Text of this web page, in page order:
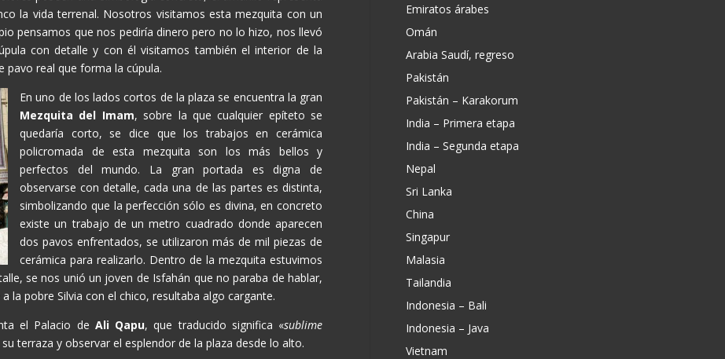
la vida terrenal. Nosotros visitamos esta mezquita con un
pensamos que nos pediría dinero pero no lo hizo, nos llevó
con detalle y con él visitamos también el interior de la
pavo real que forma la cúpula.
En uno de los lados cortos de la plaza se encuentra la gran
Mezquita del Imam, sobre la que cualquier epíteto se
quedaría corto, se dice que los trabajos en cerámica
policromada de esta mezquita son los más bellos y
perfectos del mundo. La gran portada es digna de
observarse con detalle, cada una de las partes es distinta,
simbolizando que la perfección sólo es divina, en concreto
existe un trabajo de un metro cuadrado donde aparecen
dos pavos enfrentados, se utilizaron más de mil piezas de
cerámica para realizarlo. Dentro de la mezquita estuvimos
se nos unió un joven de Isfahán que no paraba de hablar,
la pobre Silvia con el chico, resultaba algo cargante.
el Palacio de Ali Qapu, que traducido significa «sublime
terraza y observar el esplendor de la plaza desde lo alto.
Emiratos árabes
Omán
Arabia Saudí, regreso
Pakistán
Pakistán – Karakorum
India – Primera etapa
India – Segunda etapa
Nepal
Sri Lanka
China
Singapur
Malasia
Tailandia
Indonesia – Bali
Indonesia – Java
Vietnam